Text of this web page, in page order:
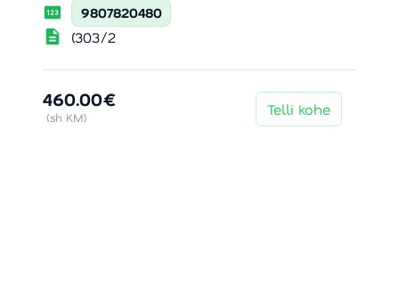
pin 9807820480
description (303/2
460.00€
(sh KM) Telli kohe